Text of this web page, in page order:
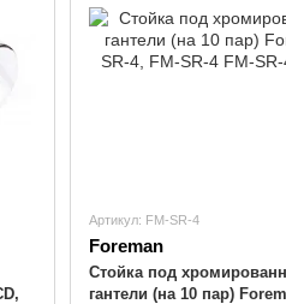
Артикул: FM-SR-4
Foreman
Стойка под
гантели (на 10 пар)